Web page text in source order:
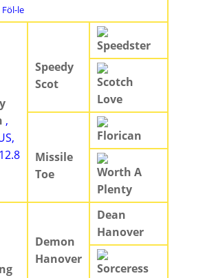
Föl-le
,
Speedy
Scot
Speedster
Scotch
Love
Missile
Toe
Florican
Worth A
Plenty
Demon
Hanover
Dean
Hanover
Sorceress